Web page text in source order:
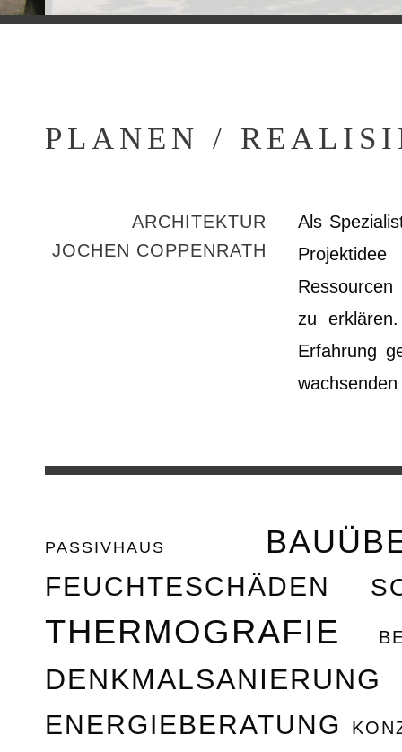
PLANEN /
ARCHITEKTUR
JOCHEN COPPENRATH
Als
zu
Erfahrung
PASSIVHAUS
FEUCHTESCHÄDEN
THERMOGRAFIE
DENKMALSANIERUNG
ENERGIEBERATUNG